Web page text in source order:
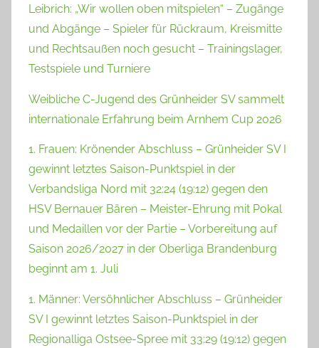
Leibrich: „Wir wollen oben mitspielen“ – Zugänge
und Abgänge – Spieler für Rückraum, Kreismitte
und Rechtsaußen noch gesucht – Trainingslager,
Testspiele und Turniere
Weibliche C-Jugend des Grünheider SV sammelt
internationale Erfahrung beim Arnhem Cup 2026
1. Frauen: Krönender Abschluss – Grünheider SV I
gewinnt letztes Saison-Punktspiel in der
Verbandsliga Nord mit 32:24 (19:12) gegen den
HSV Bernauer Bären – Meister-Ehrung mit Pokal
und Medaillen vor der Partie – Vorbereitung auf
Saison 2026/2027 in der Oberliga Brandenburg
beginnt am 1. Juli
1. Männer: Versöhnlicher Abschluss – Grünheider
SV I gewinnt letztes Saison-Punktspiel in der
Regionalliga Ostsee-Spree mit 33:29 (19:12) gegen